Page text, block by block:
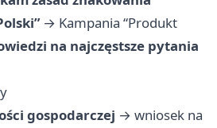
→ Kampania “Produkt
na najczęstsze pytania
gospodarczej → wniosek na